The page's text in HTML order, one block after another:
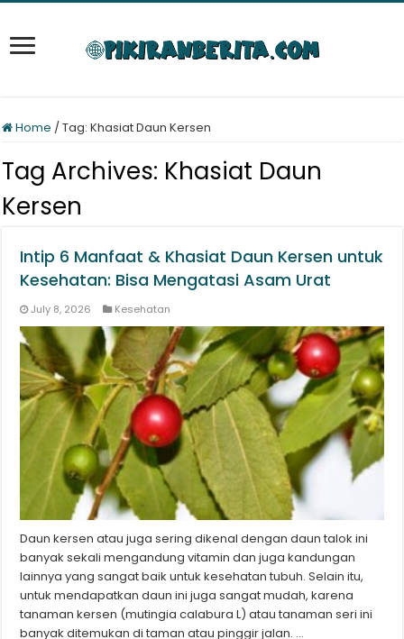
Home /Tag:Khasiat Daun Kersen
Tag Archives: Khasiat Daun
Kersen
Intip 6 Manfaat & Khasiat Daun Kersen untuk
Kesehatan: Bisa Mengatasi Asam Urat
July 8, 2026 Kesehatan
Daun kersen atau juga sering dikenal dengan daun talok ini
banyak sekali mengandung vitamin dan juga kandungan
lainnya yang sangat baik untuk kesehatan tubuh. Selain itu,
untuk mendapatkan daun ini juga sangat mudah, karena
tanaman kersen (mutingia calabura L) atau tanaman seri ini
banyak ditemukan di taman atau pinggir jalan. …